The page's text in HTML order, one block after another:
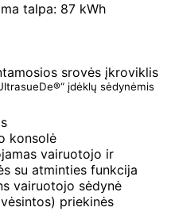
talpa: 87 kWh
srovės įkroviklis
įdėklų sėdynėmis
konsolė
vairuotojo ir
su atminties funkcija
vairuotojo sėdynė
priekinės